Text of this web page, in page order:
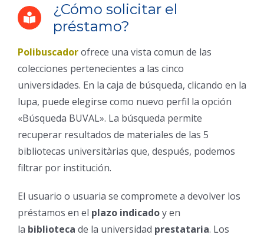
¿Cómo solicitar el
préstamo?
Polibuscadorofrece una vista comun de las
colecciones pertenecientes a las cinco
universidades. En la caja de búsqueda, clicando en la
lupa, puede elegirse como nuevo perfil la opción
«Búsqueda BUVAL». La búsqueda permite
recuperar resultados de materiales de las 5
bibliotecas universitàrias que, después, podemos
filtrar por institución.
El usuario o usuaria se compromete a devolver los
préstamos en el plazo indicadoy en
la biblioteca de la universidad prestataria. Los